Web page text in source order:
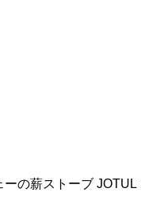
の薪ストーブ JOTUL